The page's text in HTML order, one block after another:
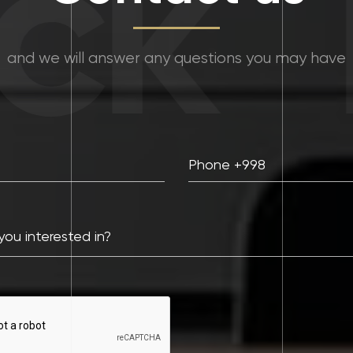
and we will answer any questions you may have